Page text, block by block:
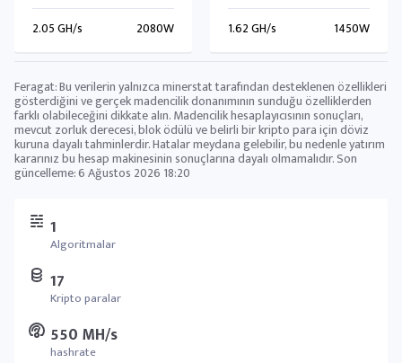
1
Algoritmalar
17
Kripto paralar
550 MH/s
hashrate
2.05 GH/s 2080W 1.62 GH/s 1450W
Feragat: Bu verilerin yalnızca minerstat tarafından desteklenen özellikleri
gösterdiğini ve gerçek madencilik donanımının sunduğu özelliklerden
farklı olabileceğini dikkate alın. Madencilik hesaplayıcısının sonuçları,
mevcut zorluk derecesi, blok ödülü ve belirli bir kripto para için döviz
kuruna dayalı tahminlerdir. Hatalar meydana gelebilir, bu nedenle yatırım
kararınız bu hesap makinesinin sonuçlarına dayalı olmamalıdır. Son
güncelleme:6 Ağustos 2026 18:20